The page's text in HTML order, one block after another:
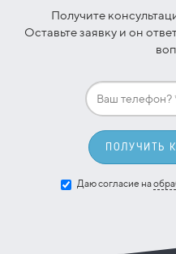
Получите
Оставьте заявку и он
ПОЛУЧИТЬ
Даю согласие на